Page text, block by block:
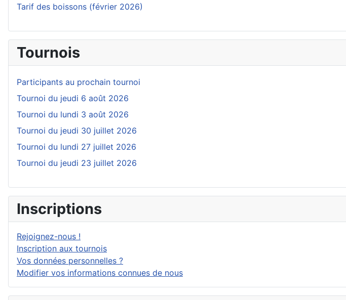
Tarif des boissons (février 2026)
Tournois
Participants au prochain tournoi
Tournoi du jeudi 6 août 2026
Tournoi du lundi 3 août 2026
Tournoi du jeudi 30 juillet 2026
Tournoi du lundi 27 juillet 2026
Tournoi du jeudi 23 juillet 2026
Inscriptions
Rejoignez-nous !
Inscription aux tournois
Vos données personnelles ?
Modifier vos informations connues de nous